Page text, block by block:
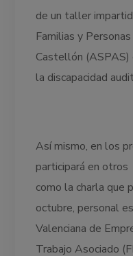
de un taller
Familias y
Castellón (ASPAS)
la discapacidad
Así mismo, en los
participará en otros
como la charla que
octubre, personal
Valenciana de
Trabajo Asociado